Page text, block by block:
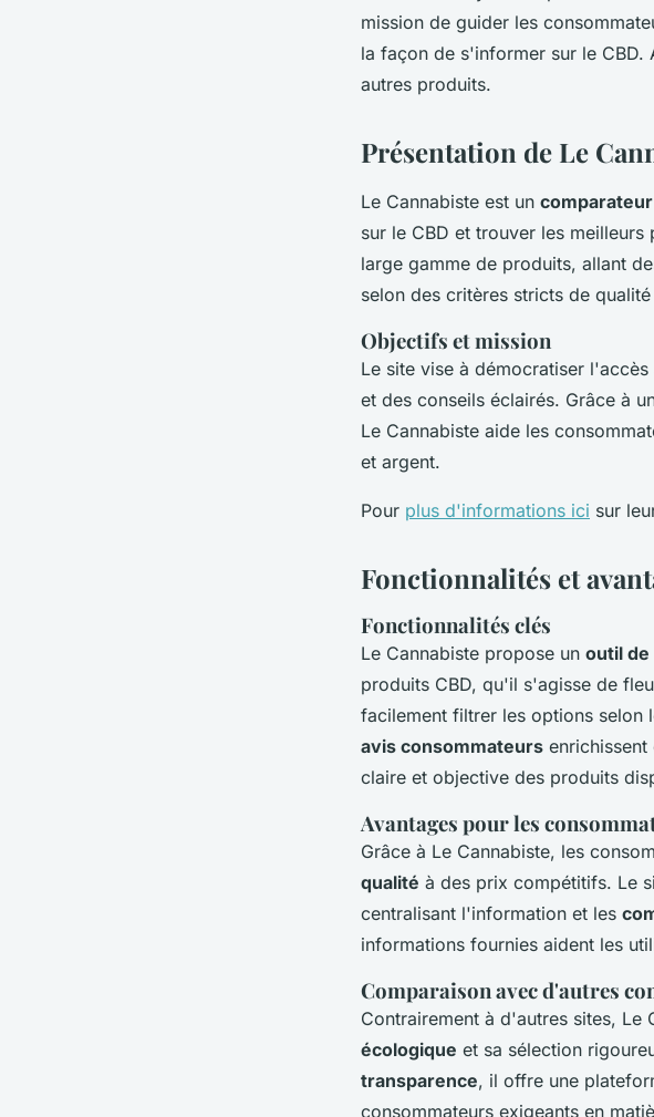
mission de guider les
la façon de s'informer sur le
autres produits.
Présentation de Le
Le Cannabiste est un comparateur
sur le CBD et trouver les
large gamme de produits, allant
selon des critères stricts de
Objectifs et mission
Le site vise à démocratiser
et des conseils éclairés. Grâce à
Le Cannabiste aide les
et argent.
Pour plus d'informations ici sur
Fonctionnalités et
Fonctionnalités clés
Le Cannabiste propose un outil
produits CBD, qu'il s'agisse de
facilement filtrer les options selon
avis consommateurs
claire et objective des produits
Avantages pour les
Grâce à Le Cannabiste, les
qualité à des prix compétitifs. Le
centralisant l'information et les
informations fournies aident les
Comparaison avec d'autres
Contrairement à d'autres sites, Le
écologique et sa sélection
transparence, il offre une
consommateurs exigeants en